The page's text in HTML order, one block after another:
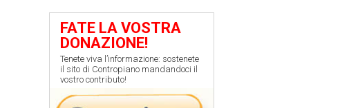
FATE LA VOSTRA
DONAZIONE!
Tenete viva l’informazione: sostenete
il sito di Contropiano mandandoci il
vostro contributo!